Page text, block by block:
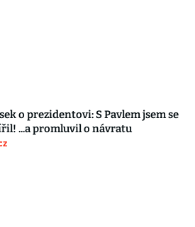
o prezidentovi: S Pavlem jsem se
...a promluvil o návratu